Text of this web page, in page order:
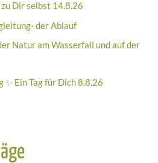
Dir selbst 14.8.26
der Ablauf
Natur am Wasserfall und auf der
✨ Ein Tag für Dich 8.8.26